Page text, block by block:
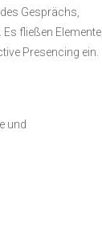
Gesprächs,
fließen Elemente,
Presencing ein.
und